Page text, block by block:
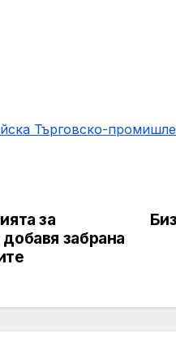
Търговско-
за
забрана